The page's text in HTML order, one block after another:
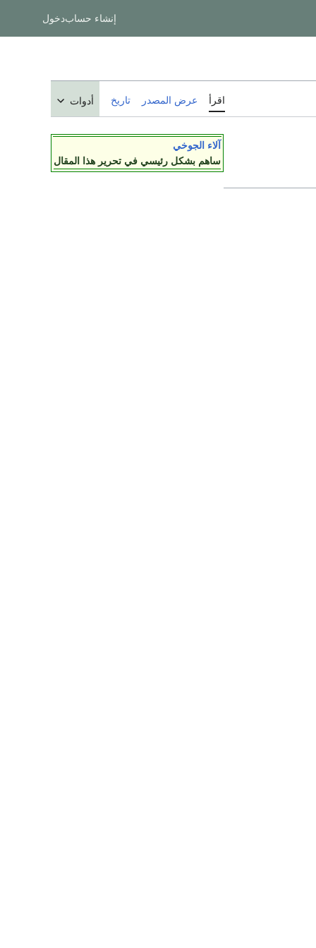
إنشاء حسابدخول
اقرأ عرض المصدر تاريخ أدوات
آلاء الجوخي
ساهم بشكل رئيسي في تحرير هذا المقال